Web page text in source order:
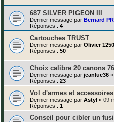
687 SILVER PIGEON III
Dernier message par Bernard
Réponses : 4
Cartouches TRUST
Dernier message par Olivier
Réponses : 50
Choix calibre 20 canons 76
Dernier message par jeanluc36 «
Réponses : 23
Vol d'armes et
Dernier message par Astyl « 09
Réponses : 1
Conseil pour cibler un